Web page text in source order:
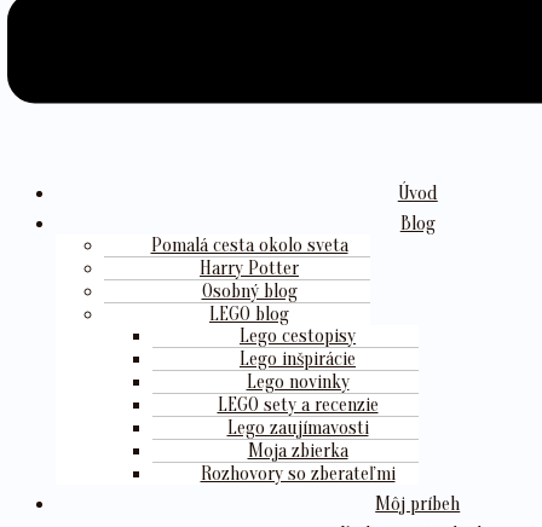
Úvod
Blog
Pomalá cesta okolo sveta
Harry Potter
Osobný blog
LEGO blog
Lego cestopisy
Lego inšpirácie
Lego novinky
LEGO sety a recenzie
Lego zaujímavosti
Moja zbierka
Rozhovory so zberateľmi
Môj príbeh